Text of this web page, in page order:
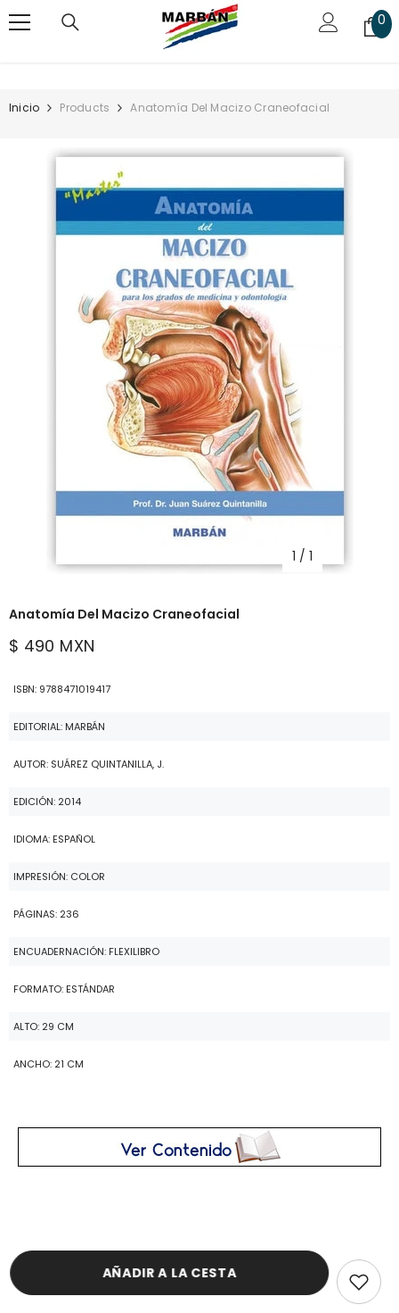
00
Inicio Products Anatomía Del Macizo Craneofacial
1 / 1
Anatomía Del Macizo Craneofacial
$ 490 MXN
ISBN: 9788471019417
EDITORIAL: MARBÁN
AUTOR: SUÁREZ QUINTANILLA, J.
EDICIÓN: 2014
IDIOMA: ESPAÑOL
IMPRESIÓN: COLOR
PÁGINAS: 236
ENCUADERNACIÓN: FLEXILIBRO
FORMATO: ESTÁNDAR
ALTO: 29 CM
ANCHO: 21 CM
AÑADIR A LA CESTA